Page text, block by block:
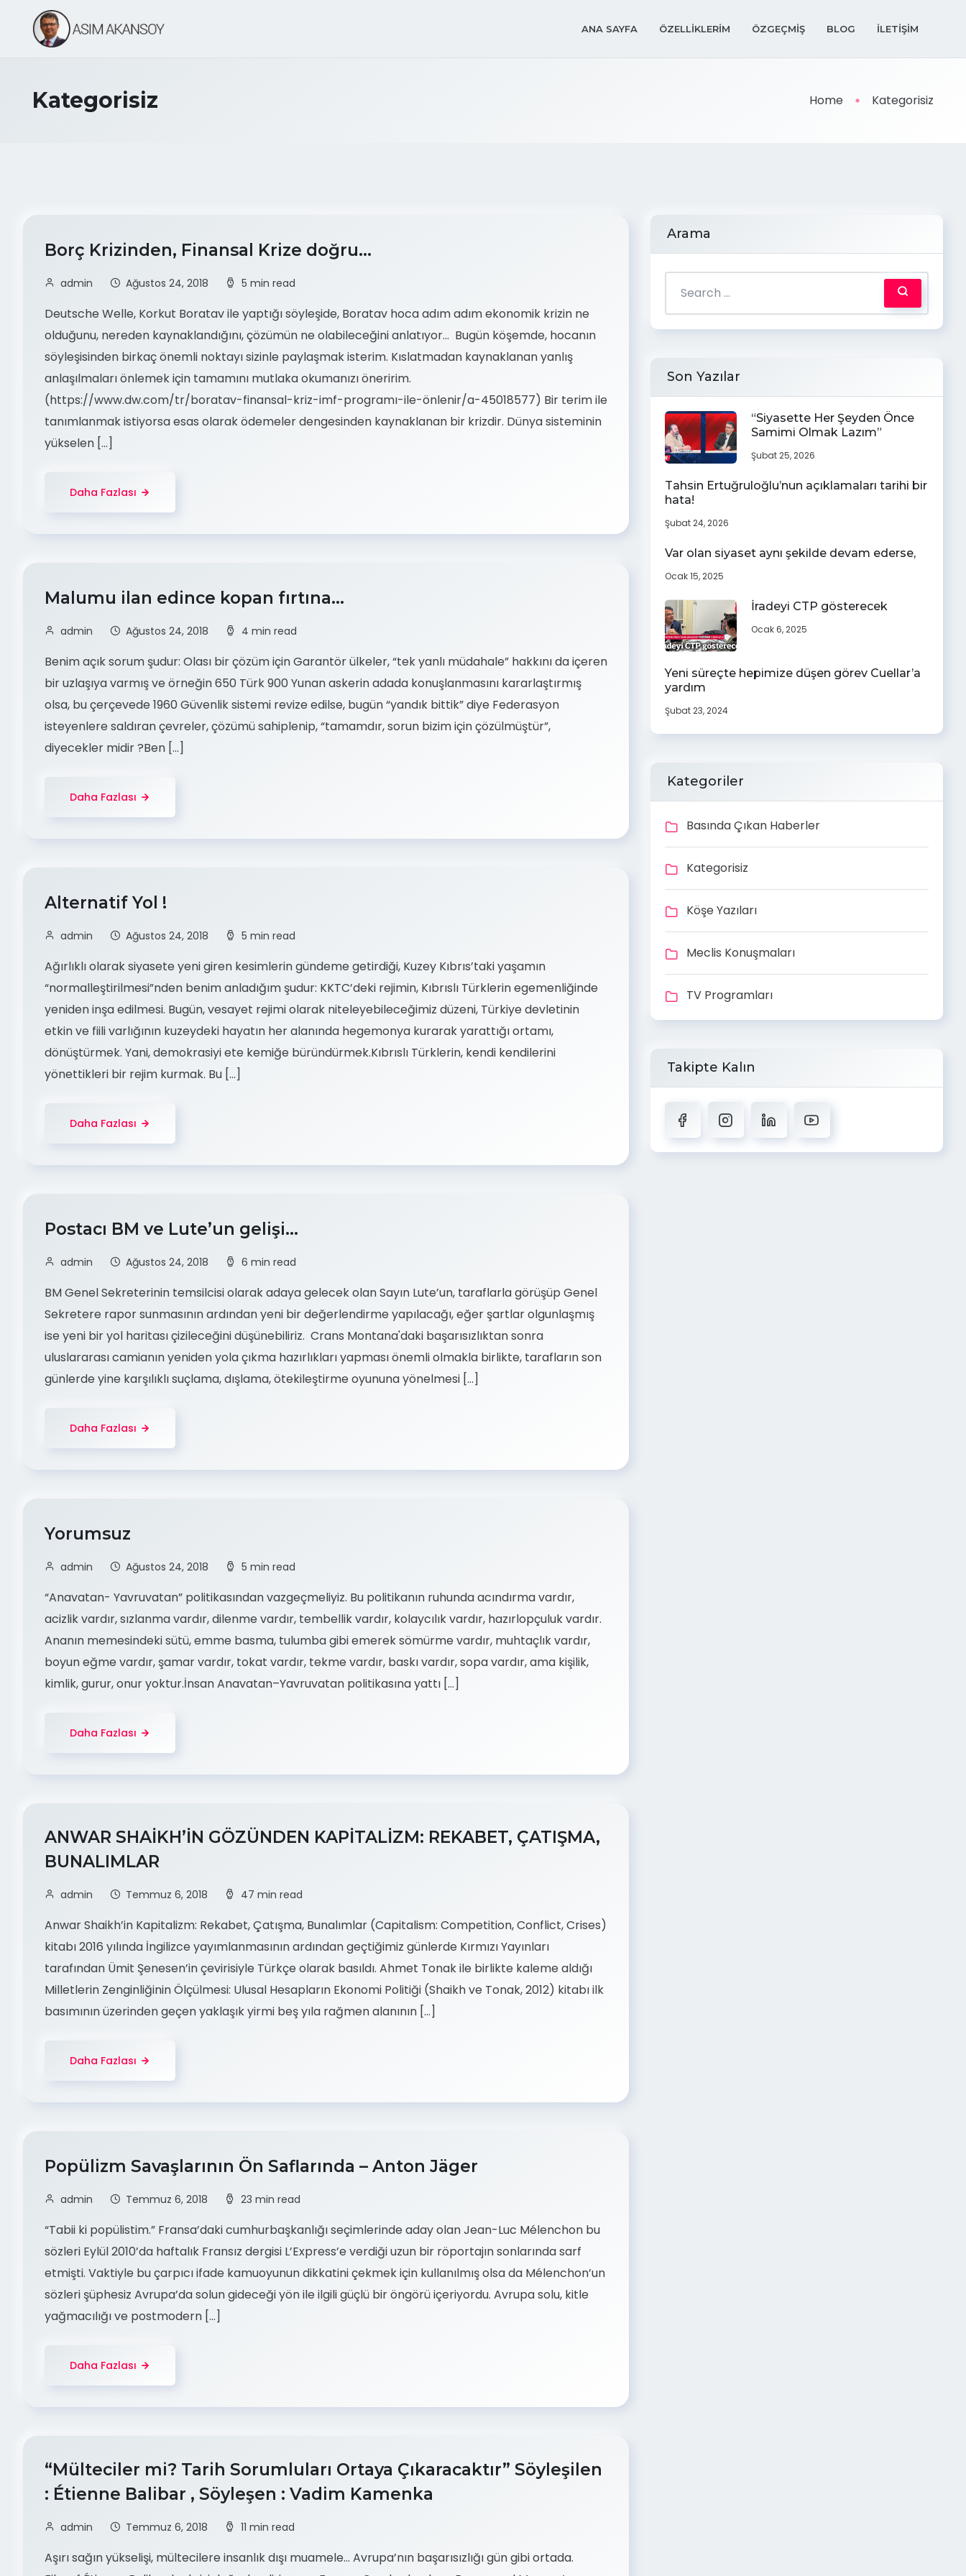
ANA SAYFA ÖZELLIKLERIM ÖZGEÇMIŞ BLOG İLETIŞIM
Kategorisiz Home Kategorisiz
Borç Krizinden, Finansal Krize doğru…
admin Ağustos 24, 2018 5 min read
Deutsche Welle, Korkut Boratav ile yaptığı söyleşide, Boratav hoca adım adım ekonomik krizin ne
olduğunu, nereden kaynaklandığını, çözümün ne olabileceğini anlatıyor… Bugün köşemde, hocanın
söyleşisinden birkaç önemli noktayı sizinle paylaşmak isterim. Kıslatmadan kaynaklanan yanlış
anlaşılmaları önlemek için tamamını mutlaka okumanızı öneririm.
(https://www.dw.com/tr/boratav-finansal-kriz-imf-programı-ile-önlenir/a-45018577) Bir terim ile
tanımlanmak istiyorsa esas olarak ödemeler dengesinden kaynaklanan bir krizdir. Dünya sisteminin
yükselen […]
Daha Fazlası
Malumu ilan edince kopan fırtına…
admin Ağustos 24, 2018 4 min read
Benim açık sorum şudur: Olası bir çözüm için Garantör ülkeler, “tek yanlı müdahale” hakkını da içeren
bir uzlaşıya varmış ve örneğin 650 Türk 900 Yunan askerin adada konuşlanmasını kararlaştırmış
olsa, bu çerçevede 1960 Güvenlik sistemi revize edilse, bugün “yandık bittik” diye Federasyon
isteyenlere saldıran çevreler, çözümü sahiplenip, “tamamdır, sorun bizim için çözülmüştür”,
diyecekler midir ?Ben […]
Daha Fazlası
Alternatif Yol !
admin Ağustos 24, 2018 5 min read
Ağırlıklı olarak siyasete yeni giren kesimlerin gündeme getirdiği, Kuzey Kıbrıs’taki yaşamın
“normalleştirilmesi”nden benim anladığım şudur: KKTC’deki rejimin, Kıbrıslı Türklerin egemenliğinde
yeniden inşa edilmesi. Bugün, vesayet rejimi olarak niteleyebileceğimiz düzeni, Türkiye devletinin
etkin ve fiili varlığının kuzeydeki hayatın her alanında hegemonya kurarak yarattığı ortamı,
dönüştürmek. Yani, demokrasiyi ete kemiğe büründürmek.Kıbrıslı Türklerin, kendi kendilerini
yönettikleri bir rejim kurmak. Bu […]
Daha Fazlası
Postacı BM ve Lute’un gelişi…
admin Ağustos 24, 2018 6 min read
BM Genel Sekreterinin temsilcisi olarak adaya gelecek olan Sayın Lute’un, taraflarla görüşüp Genel
Sekretere rapor sunmasının ardından yeni bir değerlendirme yapılacağı, eğer şartlar olgunlaşmış
ise yeni bir yol haritası çizileceğini düşünebiliriz. Crans Montana'daki başarısızlıktan sonra
uluslararası camianın yeniden yola çıkma hazırlıkları yapması önemli olmakla birlikte, tarafların son
günlerde yine karşılıklı suçlama, dışlama, ötekileştirme oyununa yönelmesi […]
Daha Fazlası
Yorumsuz
admin Ağustos 24, 2018 5 min read
“Anavatan- Yavruvatan” politikasından vazgeçmeliyiz. Bu politikanın ruhunda acındırma vardır,
acizlik vardır, sızlanma vardır, dilenme vardır, tembellik vardır, kolaycılık vardır, hazırlopçuluk vardır.
Ananın memesindeki sütü, emme basma, tulumba gibi emerek sömürme vardır, muhtaçlık vardır,
boyun eğme vardır, şamar vardır, tokat vardır, tekme vardır, baskı vardır, sopa vardır, ama kişilik,
kimlik, gurur, onur yoktur.İnsan Anavatan–Yavruvatan politikasına yattı […]
Daha Fazlası
ANWAR SHAİKH’İN GÖZÜNDEN KAPİTALİZM: REKABET, ÇATIŞMA,
BUNALIMLAR
admin Temmuz 6, 2018 47 min read
Anwar Shaikh’in Kapitalizm: Rekabet, Çatışma, Bunalımlar (Capitalism: Competition, Conflict, Crises)
kitabı 2016 yılında İngilizce yayımlanmasının ardından geçtiğimiz günlerde Kırmızı Yayınları
tarafından Ümit Şenesen’in çevirisiyle Türkçe olarak basıldı. Ahmet Tonak ile birlikte kaleme aldığı
Milletlerin Zenginliğinin Ölçülmesi: Ulusal Hesapların Ekonomi Politiği (Shaikh ve Tonak, 2012) kitabı ilk
basımının üzerinden geçen yaklaşık yirmi beş yıla rağmen alanının […]
Daha Fazlası
Popülizm Savaşlarının Ön Saflarında – Anton Jäger
admin Temmuz 6, 2018 23 min read
“Tabii ki popülistim.” Fransa’daki cumhurbaşkanlığı seçimlerinde aday olan Jean-Luc Mélenchon bu
sözleri Eylül 2010’da haftalık Fransız dergisi L’Express’e verdiği uzun bir röportajın sonlarında sarf
etmişti. Vaktiyle bu çarpıcı ifade kamuoyunun dikkatini çekmek için kullanılmış olsa da Mélenchon’un
sözleri şüphesiz Avrupa’da solun gideceği yön ile ilgili güçlü bir öngörü içeriyordu. Avrupa solu, kitle
yağmacılığı ve postmodern […]
Daha Fazlası
“Mülteciler mi? Tarih Sorumluları Ortaya Çıkaracaktır” Söyleşilen
: Étienne Balibar , Söyleşen : Vadim Kamenka
admin Temmuz 6, 2018 11 min read
Aşırı sağın yükselişi, mültecilere insanlık dışı muamele… Avrupa’nın başarısızlığı gün gibi ortada.
Arama
Son Yazılar
“Siyasette Her Şeyden Önce
Samimi Olmak Lazım”
Şubat 25, 2026
Tahsin Ertuğruloğlu’nun açıklamaları tarihi bir
hata!
Şubat 24, 2026
Var olan siyaset aynı şekilde devam ederse,
Ocak 15, 2025
İradeyi CTP gösterecek
Ocak 6, 2025
Yeni süreçte hepimize düşen görev Cuellar’a
yardım
Şubat 23, 2024
Kategoriler
Basında Çıkan Haberler
Kategorisiz
Köşe Yazıları
Meclis Konuşmaları
TV Programları
Takipte Kalın